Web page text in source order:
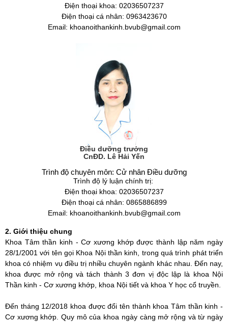
Điện thoại khoa: 02036507237
Điện thoại cá nhân: 0963423670
Email: khoanoithankinh.bvub@gmail.com
Điều dưỡng trưởng
CnĐD. Lê Hải Yến
Trình độ chuyên môn: Cử nhân Điều dưỡng
Trình độ lý luận chính trị:
Điện thoại khoa: 02036507237
Điện thoại cá nhân: 0865886899
Email: khoanoithankinh.bvub@gmail.com
2. Giới thiệu chung
Khoa Tâm thần kinh - Cơ xương khớp được thành lập năm ngày
28/1/2001 với tên gọi Khoa Nội thần kinh, trong quá trình phát triển
khoa có nhiệm vụ điều trị nhiều chuyên ngành khác nhau. Đến nay,
khoa được mở rộng và tách thành 3 đơn vị độc lập là khoa Nội
Thần kinh - Cơ xương khớp, khoa Nội tiết và khoa Y học cổ truyền.
Đến tháng 12/2018 khoa được đổi tên thành khoa Tâm thần kinh -
Cơ xương khớp.Quy mô của khoa ngày càng mở rộng và từ ngày